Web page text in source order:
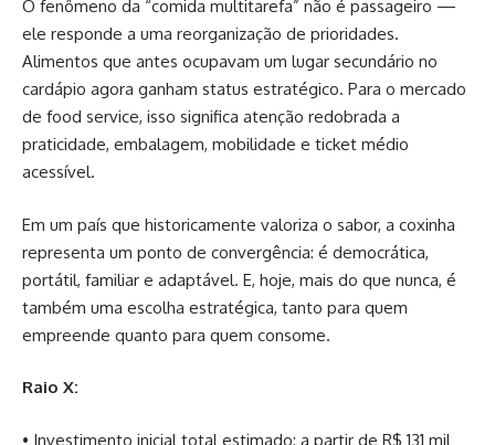
O fenômeno da “comida multitarefa” não é passageiro —
ele responde a uma reorganização de prioridades.
Alimentos que antes ocupavam um lugar secundário no
cardápio agora ganham status estratégico. Para o mercado
de food service, isso significa atenção redobrada a
praticidade, embalagem, mobilidade e ticket médio
acessível.
Em um país que historicamente valoriza o sabor, a coxinha
representa um ponto de convergência: é democrática,
portátil, familiar e adaptável. E, hoje, mais do que nunca, é
também uma escolha estratégica, tanto para quem
empreende quanto para quem consome.
Raio X:
• Investimento inicial total estimado: a partir de R$ 131 mil